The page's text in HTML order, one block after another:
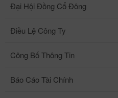
Đại Hội Đồng Cổ Đông
Điều Lệ Công Ty
Công Bố Thông Tin
Báo Cáo Tài Chính